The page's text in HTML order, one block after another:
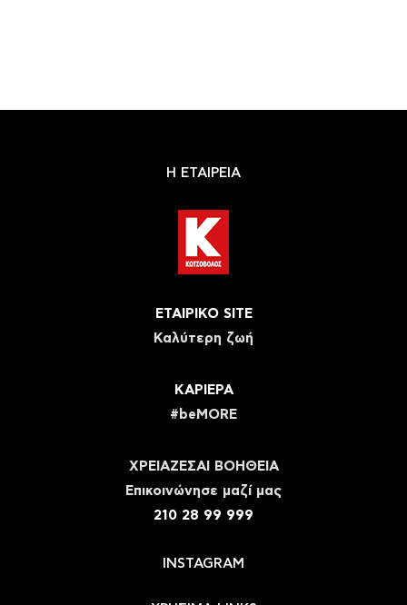
Η ΕΤΑΙΡΕΙΑ
ΕΤΑΙΡΙΚΟ SITE
Καλύτερη ζωή
ΚΑΡΙΕΡΑ
#beMORE
ΧΡΕΙΑΖΕΣΑΙ ΒΟΗΘΕΙΑ
Eπικοινώνησε μαζί μας
210 28 99 999
INSTAGRAM